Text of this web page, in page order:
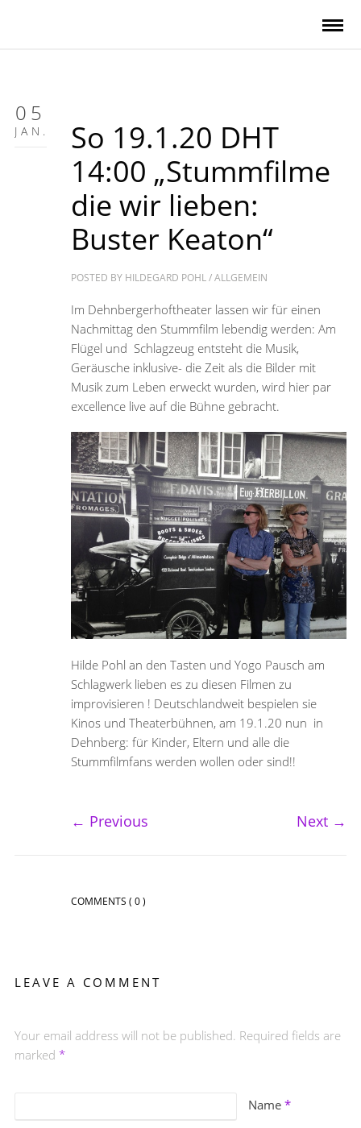
05
JAN.
So 19.1.20 DHT
14:00 „Stummfilme
die wir lieben:
Buster Keaton“
POSTED BY HILDEGARD POHL/ALLGEMEIN
Im Dehnbergerhoftheater lassen wir für einen
Nachmittag den Stummfilm lebendig werden: Am
Flügel und Schlagzeug entsteht die Musik,
Geräusche inklusive- die Zeit als die Bilder mit
Musik zum Leben erweckt wurden, wird hier par
excellence live auf die Bühne gebracht.
Hilde Pohl an den Tasten und Yogo Pausch am
Schlagwerk lieben es zu diesen Filmen zu
improvisieren ! Deutschlandweit bespielen sie
Kinos und Theaterbühnen, am 19.1.20 nun in
Dehnberg: für Kinder, Eltern und alle die
Stummfilmfans werden wollen oder sind!!
← Previous Next →
COMMENTS ( 0 )
LEAVE A COMMENT
Your email address will not be published. Required fields are
marked *
Name *